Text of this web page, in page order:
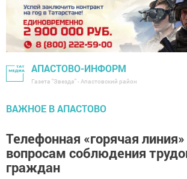
АПАСТОВО-ИНФОРМ
Газета "Звезда" - Апастовский район
ВАЖНОЕ В АПАСТОВО
Телефонная «горячая
вопросам соблюдения
граждан